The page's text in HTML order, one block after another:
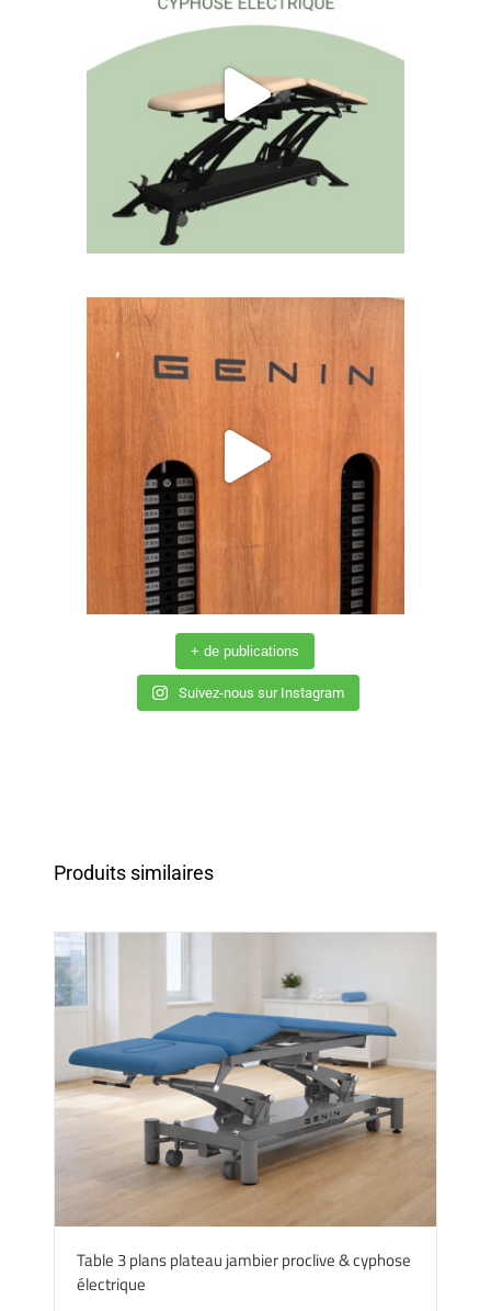
+ de publications
Suivez-nous sur Instagram
Produits similaires
Table 3 plans plateau jambier proclive & cyphose
électrique